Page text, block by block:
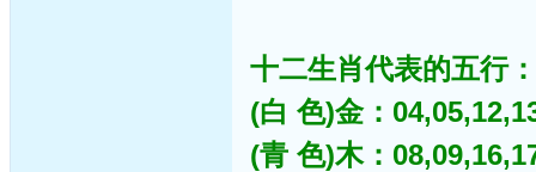
十二生肖代表的五行：
(白 色)金：
(青 色)木：